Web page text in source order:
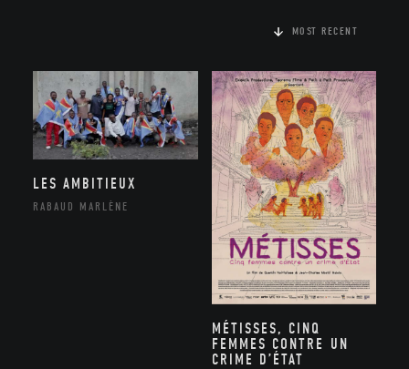
MOST RECENT
LES AMBITIEUX
RABAUD MARLÈNE
MÉTISSES, CINQ
FEMMES CONTRE UN
CRIME D’ÉTAT